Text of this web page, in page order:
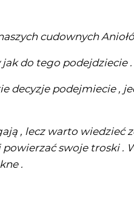
cudownych
jak do tego podejdziecie .
decyzje podejmiecie ,
, lecz warto wiedzieć
swoje troski .
.